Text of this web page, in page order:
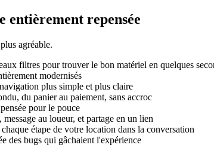
entièrement repensée
agréable.
filtres pour trouver le bon matériel en quelques
modernisés
plus simple et plus claire
du panier au paiement, sans accroc
pour le pouce
au loueur, et partage en un lien
étape de votre location dans la conversation
des bugs qui gâchaient l'expérience